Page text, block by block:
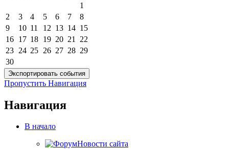
1
2
3 4 5 6 7
8
9
10 11 12 13 14 15
16 17 18 19 20 21
22
23 24 25 26 27 28 29
30
Пропустить Навигация
Навигация
В начало
Новости сайта